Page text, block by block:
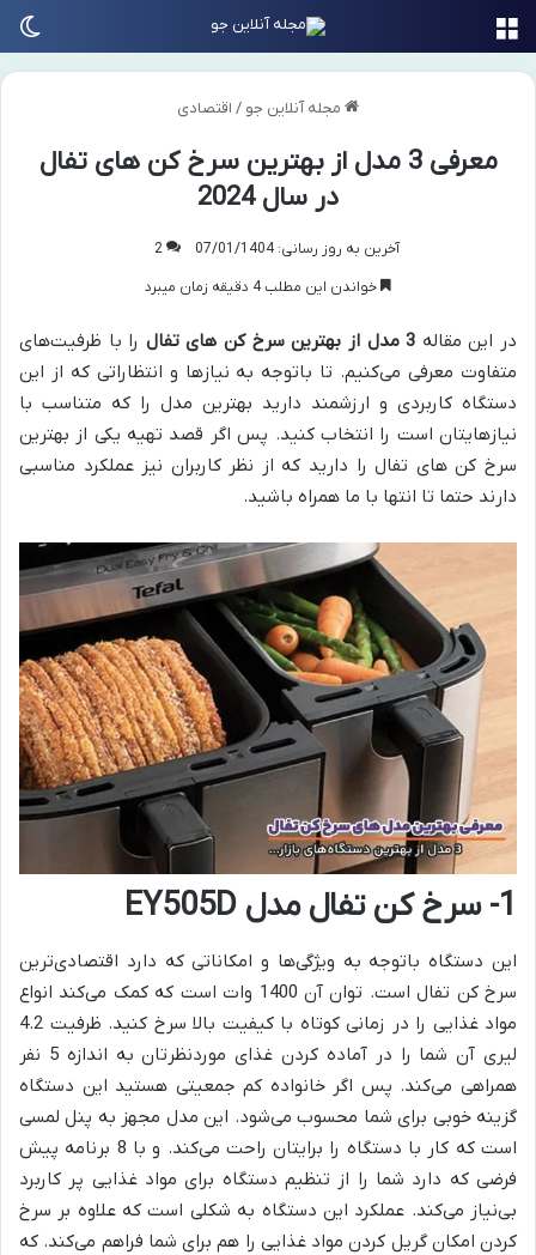
مجله آنلاین جو / اقتصادی
معرفی 3 مدل از بهترین سرخ کن های تفال
در سال 2024
آخرین به روز رسانی: 07/01/1404
2
خواندن این مطلب 4 دقیقه زمان میبرد
در این مقاله 3 مدل از بهترین سرخ کن های تفال
را با ظرفیت‌های
متفاوت معرفی می‌کنیم. تا باتوجه به نیازها و انتظاراتی که از این
دستگاه کاربردی و ارزشمند دارید بهترین مدل را که متناسب با
نیازهایتان است را انتخاب کنید. پس اگر قصد تهیه یکی از بهترین
سرخ کن های تفال را دارید که از نظر کاربران نیز عملکرد مناسبی
دارند حتما تا انتها با ما همراه باشید.
1- سرخ کن تفال مدل EY505D
این دستگاه باتوجه به ویژگی‌ها و امکاناتی که دارد اقتصادی‌ترین
سرخ کن تفال است. توان آن 1400 وات است که کمک می‌کند انواع
مواد غذایی را در زمانی کوتاه با کیفیت بالا سرخ کنید. ظرفیت 4.2
لیری آن شما را در آماده کردن غذای موردنظرتان به اندازه 5 نفر
همراهی می‌کند. پس اگر خانواده کم جمعیتی هستید این دستگاه
گزینه خوبی برای شما محسوب می‌شود. این مدل مجهز به پنل لمسی
است که کار با دستگاه را برایتان راحت می‌کند. و با 8 برنامه پیش
فرضی که دارد شما را از تنظیم دستگاه برای مواد غذایی پر کاربرد
بی‌نیاز می‌کند. عملکرد این دستگاه به شکلی است که علاوه بر سرخ
کردن امکان گریل کردن مواد غذایی را هم برای شما فراهم می‌کند. که